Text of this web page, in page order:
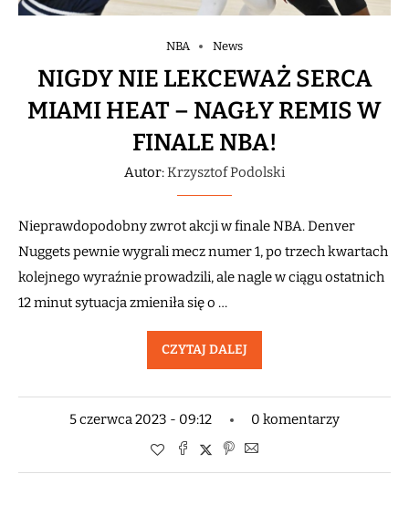
NBA News
NIGDY NIE LEKCEWAŻ SERCA
MIAMI HEAT – NAGŁY REMIS W
FINALE NBA!
Autor:Krzysztof Podolski
Nieprawdopodobny zwrot akcji w finale NBA. Denver
Nuggets pewnie wygrali mecz numer 1, po trzech kwartach
kolejnego wyraźnie prowadzili, ale nagle w ciągu ostatnich
12 minut sytuacja zmieniła się o …
CZYTAJ DALEJ
5 czerwca 2023 - 09:12 0 komentarzy